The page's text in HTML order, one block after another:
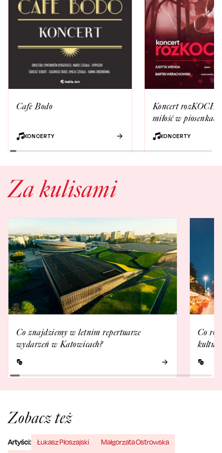
Cafe Bodo
KONCERTY
Koncert
miłość w piosenkach
legendarnych
wokalistów
KONCERTY
Za kulisami
Co znajdziemy w letnim repertuarze
wydarzeń w Katowicach?
Co
Zobacz też
Artyści: Łukasz Płoszajski Małgorzata Ostrowska